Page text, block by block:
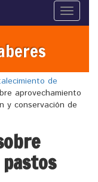
Toggle
de
aprovechamiento
y conservación de